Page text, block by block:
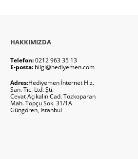
HAKKIMIZDA
Telefon:0212 963 35 13
E-posta: bilgi@hediyemen.com
Adres:Hediyemen İnternet Hiz.
San. Tic. Ltd. Şti.
Cevat Açıkalın Cad. Tozkoparan
Mah. Topçu Sok. 31/1A
Güngören, İstanbul